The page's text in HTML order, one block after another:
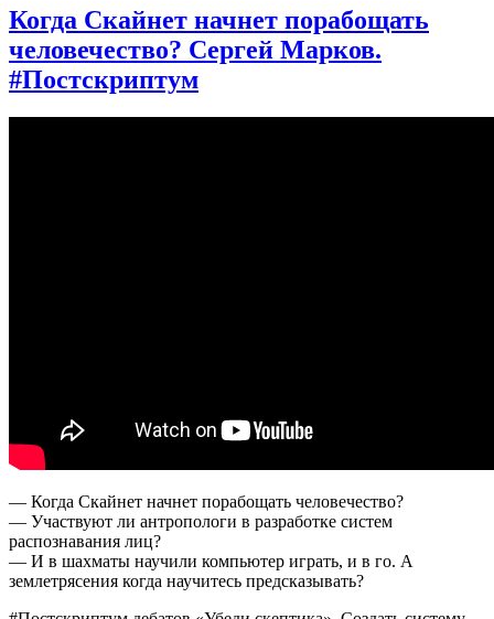
Грань
между
компьютером
человеческим
Когда Скайнет начнет порабощать
человечество? Сергей Марков.
#Постскриптум
— Когда Скайнет начнет порабощать человечество?
— Участвуют ли антропологи в разработке систем
распознавания лиц?
— И в шахматы научили компьютер играть, и в го. А
землетрясения когда научитесь предсказывать?